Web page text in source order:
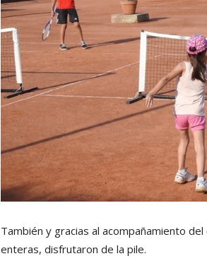
También y gracias al acompañamiento
enteras, disfrutaron de la pile.